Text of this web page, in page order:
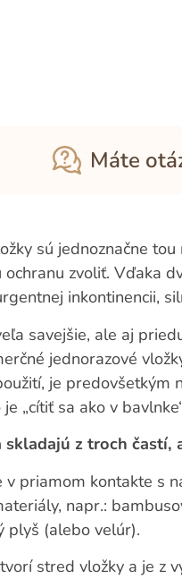
Máte
sú jednoznačne
ochranu zvoliť. Vďaka
inkontinencii,
savejšie, ale aj
jednorazové
je predovšetkým
„cítiť sa ako v
skladajú z troch
v priamom kontakte s
napr.:
plyš (alebo velúr).
tvorí stred vložky a je z